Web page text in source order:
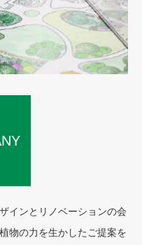
インとリノベーションの会
物の力を生かしたご提案を